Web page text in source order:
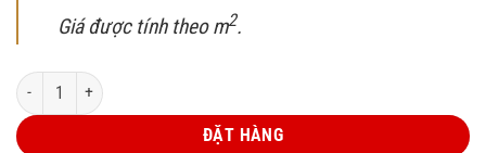
Giá được tính theo m2.
Cửa gỗ carbon 3008 - Yafeng No.02 số lượng
ĐẶT HÀNG